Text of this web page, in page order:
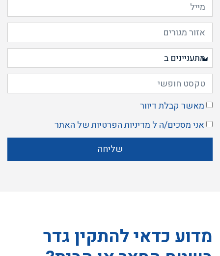
מאשר קבלת דיוור
אני מסכים/ה ל מדיניות הפרטיותשל האתר
שליחה
מדוע כדאי להתקין גדר